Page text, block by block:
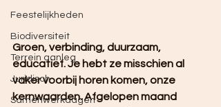
Feestelijkheden
Biodiversiteit
Terrein aanleg
Juridisch
Samenwerkdagen
Groen, verbinding, duurzaam,
educatief. Je hebt ze misschien al
vaker voorbij horen komen, onze
kernwaarden. Afgelopen maand